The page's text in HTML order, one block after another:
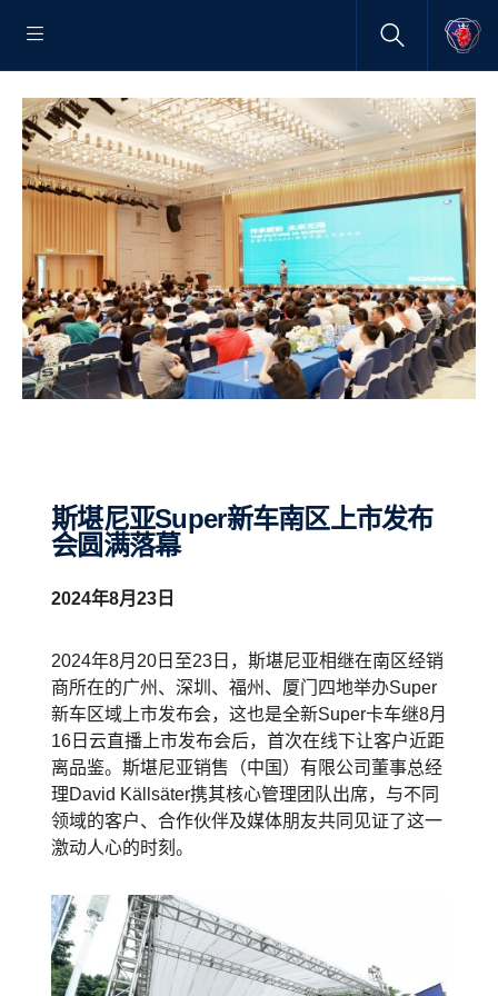
斯堪尼亚Super新车南区上市发布
会圆满落幕
2024年8月23日
2024年8月20日至23日，斯堪尼亚相继在南区经销
商所在的广州、深圳、福州、厦门四地举办Super
新车区域上市发布会，这也是全新Super卡车继8月
16日云直播上市发布会后，首次在线下让客户近距
离品鉴。斯堪尼亚销售（中国）有限公司董事总经
理David Källsäter携其核心管理团队出席，与不同
领域的客户、合作伙伴及媒体朋友共同见证了这一
激动人心的时刻。